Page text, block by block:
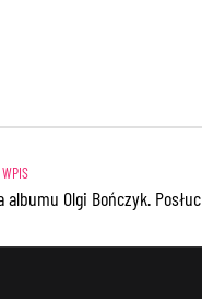
albumu Olgi Bończyk.